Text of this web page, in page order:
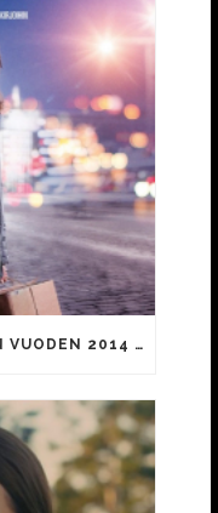
JUSSI-GAALASSA PALKITTIIN VUODEN 2014 ELOKUVIA JA NIIDEN TEKIJÖITÄ